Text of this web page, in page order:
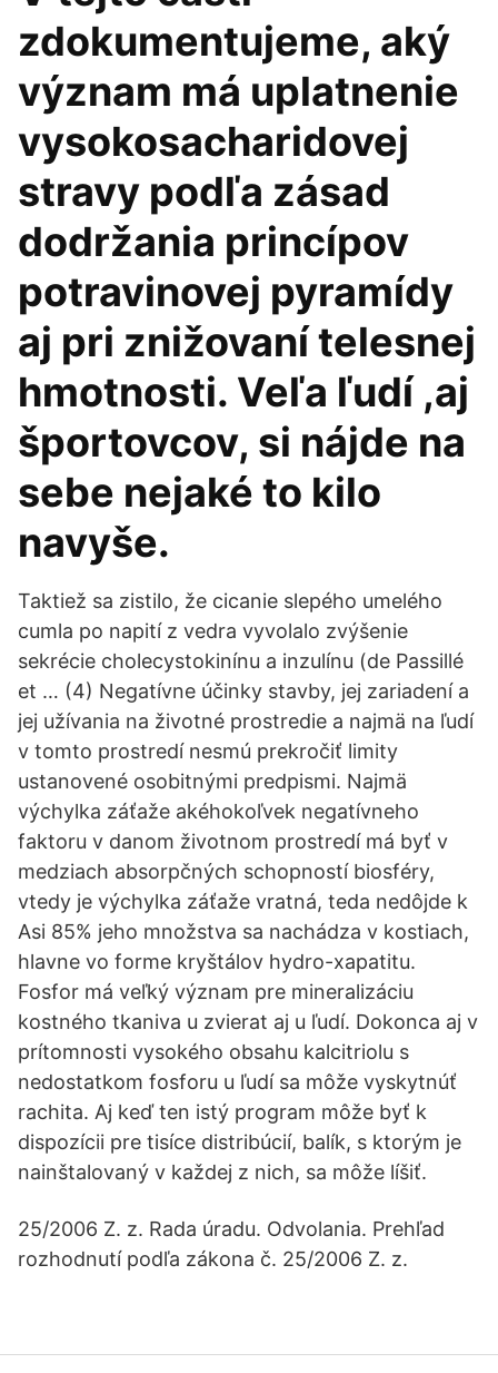
zdokumentujeme, aký
význam má uplatnenie
vysokosacharidovej
stravy podľa zásad
dodržania princípov
potravinovej pyramídy
aj pri znižovaní telesnej
hmotnosti. Veľa ľudí ,aj
športovcov, si nájde na
sebe nejaké to kilo
navyše.
Taktiež sa zistilo, že cicanie slepého umelého
cumla po napití z vedra vyvolalo zvýšenie
sekrécie cholecystokinínu a inzulínu (de Passillé
et … (4) Negatívne účinky stavby, jej zariadení a
jej užívania na životné prostredie a najmä na ľudí
v tomto prostredí nesmú prekročiť limity
ustanovené osobitnými predpismi. Najmä
výchylka záťaže akéhokoľvek negatívneho
faktoru v danom životnom prostredí má byť v
medziach absorpčných schopností biosféry,
vtedy je výchylka záťaže vratná, teda nedôjde k
Asi 85% jeho množstva sa nachádza v kostiach,
hlavne vo forme kryštálov hydro-xapatitu.
Fosfor má veľký význam pre mineralizáciu
kostného tkaniva u zvierat aj u ľudí. Dokonca aj v
prítomnosti vysokého obsahu kalcitriolu s
nedostatkom fosforu u ľudí sa môže vyskytnúť
rachita. Aj keď ten istý program môže byť k
dispozícii pre tisíce distribúcií, balík, s ktorým je
nainštalovaný v každej z nich, sa môže líšiť.
25/2006 Z. z. Rada úradu. Odvolania. Prehľad
rozhodnutí podľa zákona č. 25/2006 Z. z.